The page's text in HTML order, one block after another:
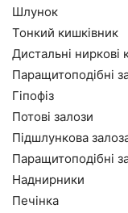
Шлунок
Тонкий кишківник
Дистальні ниркові
Паращитоподібні
Гіпофіз
Потові залози
Підшлункова
Паращитоподібні
Наднирники
Печінка